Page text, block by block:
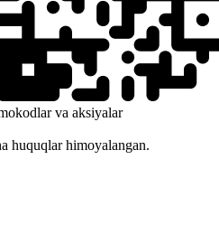
va aksiyalar
huquqlar himoyalangan.